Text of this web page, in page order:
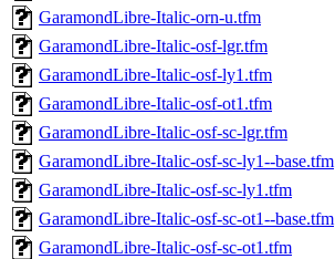
GaramondLibre-Italic-orn-u.tfm
GaramondLibre-Italic-osf-lgr.tfm
GaramondLibre-Italic-osf-ly1.tfm
GaramondLibre-Italic-osf-ot1.tfm
GaramondLibre-Italic-osf-sc-lgr.tfm
GaramondLibre-Italic-osf-sc-ly1--base.tfm
GaramondLibre-Italic-osf-sc-ly1.tfm
GaramondLibre-Italic-osf-sc-ot1--base.tfm
GaramondLibre-Italic-osf-sc-ot1.tfm